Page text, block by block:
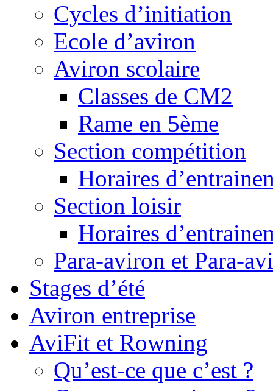
Cycles d’initiation
Ecole d’aviron
Aviron scolaire
Classes de CM2
Rame en 5ème
Section compétition
Horaires
Section loisir
Horaires
Para-aviron et Para-
Stages d’été
Aviron entreprise
AviFit et Rowning
Qu’est-ce que c’est ?